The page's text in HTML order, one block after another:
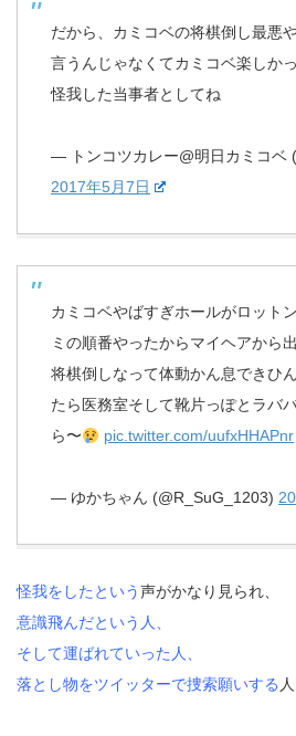
だから、カミコベの将棋倒し最悪
言うんじゃなくてカミコベ楽しか
怪我した当事者としてね
— トンコツカレー@明日カミコベ
2017年5月7日
カミコベやばすぎホールがロッ
ミの順番やったからマイヘアから
将棋倒しなって体動かん息できひ
たら医務室そして靴片っぽとラバ
ら〜
pic.twitter.com/uufxHHAPnr
— ゆかちゃん (@R_SuG_1203)
怪我をしたという声がかなり見られ、
意識飛んだという人、
そして運ばれていった人、
落とし物をツイッターで捜索願いする